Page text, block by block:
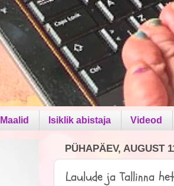
Maalid Isiklik abistaja Videod
PÜHAPÄEV, AUGUST
Laulude ja Tallinna